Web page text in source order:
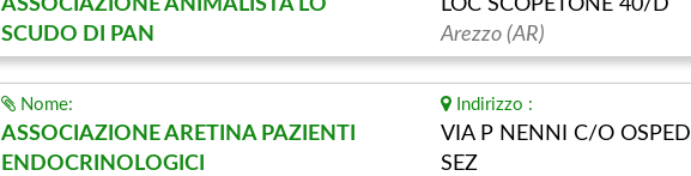
ASSOCIAZIONE ANIMALISTA LO
SCUDO DI PAN
LOC SCOPETONE 40/D
Arezzo (AR)
Nome:
ASSOCIAZIONE ARETINA PAZIENTI
ENDOCRINOLOGICI
Indirizzo :
VIA P NENNI C/O
SEZ